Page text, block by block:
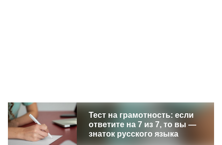
Тест на грамотность: если
ответите на 7 из 7, то вы —
знаток русского языка